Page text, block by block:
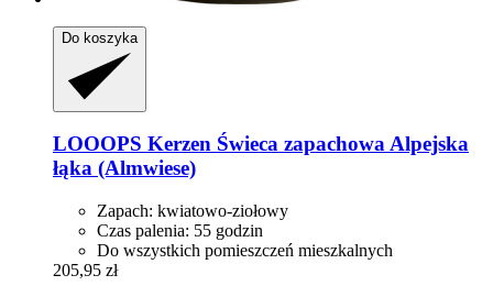
Do koszyka
LOOOPS Kerzen Świeca zapachowa Alpejska
łąka (Almwiese)
Zapach: kwiatowo-ziołowy
Czas palenia: 55 godzin
Do wszystkich pomieszczeń mieszkalnych
205,95 zł